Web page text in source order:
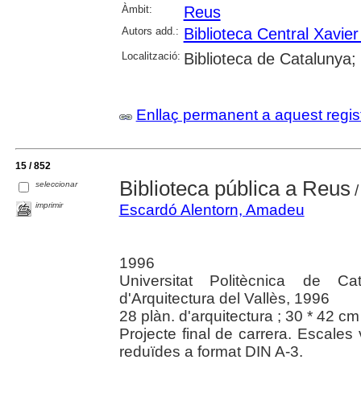
Àmbit: Reus
Autors add.: Biblioteca Central
Localització: Biblioteca de
Enllaç permanent a aquest
15 / 852
seleccionar
imprimir
Biblioteca pública a Reus
Escardó Alentorn, Amadeu
1996
Universitat Politècnica de
d'Arquitectura del Vallès, 1996
28 plàn. d'arquitectura ; 30 * 42
Projecte final de carrera.
reduïdes a format DIN A-3.